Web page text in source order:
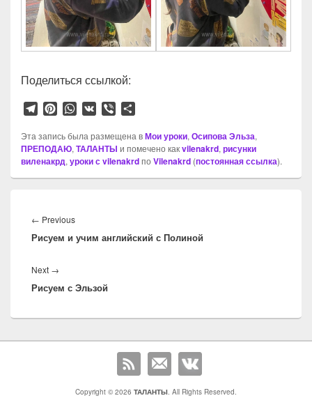
Поделиться ссылкой:
T
l
e
g
r
P
n
t
e
r
t
W
a
t
s
A
V
V
b
e
r
п
р
а
в
Эта запись была размещена вМои уроки, Осипова Эльза,
ПРЕПОДАЮ, ТАЛАНТЫ и помечено какvilenakrd, рисунки
виленакрд, уроки с vilenakrdпо Vilenakrd (постоянная ссылка).
по
записям
← PreviousPrevious
post:
Рисуем и учим английский с Полиной
Next →
post:
Рисуем с Эльзой
Copyright © 2026 ТАЛАНТЫ. All Rights Reserved.